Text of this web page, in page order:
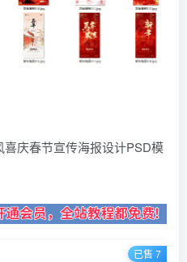
庆春节宣传海报设计PSD模
已售 7